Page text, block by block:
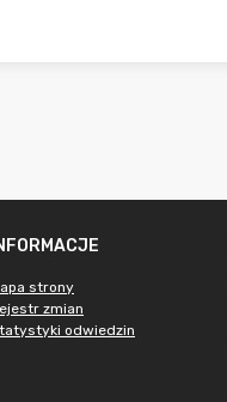
strony
zmian
odwiedzin